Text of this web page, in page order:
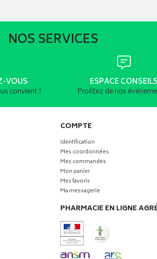
NOS SERVICES
VOUS
convient !
ESPACE CONSEILS
Profitez de nos
COMPTE
Identification
Mes coordonnées
Mes commandes
Mon panier
Mes favoris
Ma messagerie
PHARMACIE EN LIGNE